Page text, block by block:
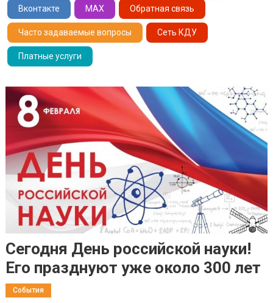
Вконтакте MAX Обратная связь
Часто задаваемые вопросы Сеть КДУ
Платные услуги
Сегодня День российской науки!
Его празднуют уже около 300 лет
События